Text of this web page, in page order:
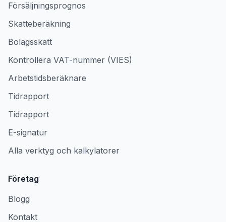
Försäljningsprognos
Skatteberäkning
Bolagsskatt
Kontrollera VAT-nummer (VIES)
Arbetstidsberäknare
Tidrapport
Tidrapport
E-signatur
Alla verktyg och kalkylatorer
Företag
Blogg
Kontakt